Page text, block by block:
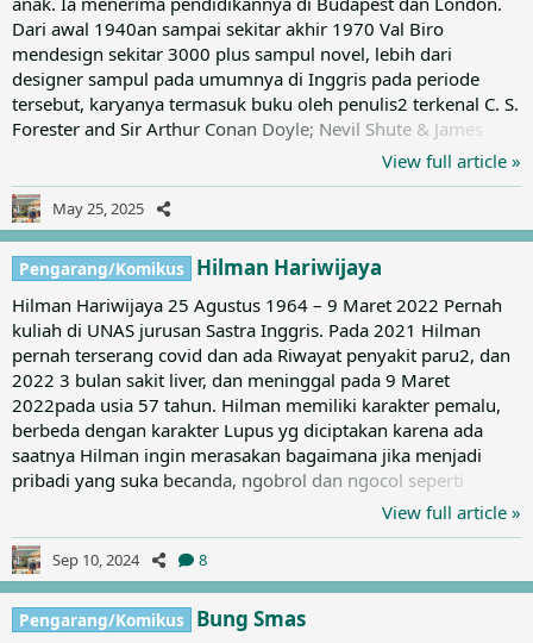
Dari awal 1940an sampai sekitar akhir 1970 Val Biro
mendesign sekitar 3000 plus sampul novel, lebih dari
designer sampul pada umumnya di Inggris pada periode
tersebut, karyanya termasuk buku oleh penulis2 terkenal C. S.
Forester and Sir Arthur Conan Doyle; Nevil Shute & James
Hadley Chase; Iris Murdoch dan Geoffrey Household dari
Dia di hired oleh hampir semua penerbit terkemuka. Bukan
prestasi yang sepele. Salah satunya untuk buku Agatha
Christie (nama samaran: Mary Westmacott) berikut: a
Daughter's a...
View full article »
May 25, 2025
Pengarang/Komikus Hilman Hariwijaya
Hilman Hariwijaya 25 Agustus 1964 – 9 Maret 2022 Pernah
kuliah di UNAS jurusan Sastra Inggris. Pada 2021 Hilman
pernah terserang covid dan ada Riwayat penyakit paru2, dan
2022 3 bulan sakit liver, dan meninggal pada 9 Maret
2022pada usia 57 tahun. Hilman memiliki karakter pemalu,
berbeda dengan karakter Lupus yg diciptakan karena ada
saatnya Hilman ingin merasakan bagaimana jika menjadi
pribadi yang suka becanda, ngobrol dan ngocol seperti
Lupus. Harian Kompas, 5 April 1987, menuliskan, Hilman
menjadi langganannya sejak kelas 4-5 SD. Di usia itu, ia
mencoba untuk membuat majalah sendiri yang memuat
tulisan-tulisan karya pertamanya. Layaknya majalah
sungguhan, ia memiliki...
View full article »
Sep 10, 2024 8
Pengarang/Komikus Bung Smas